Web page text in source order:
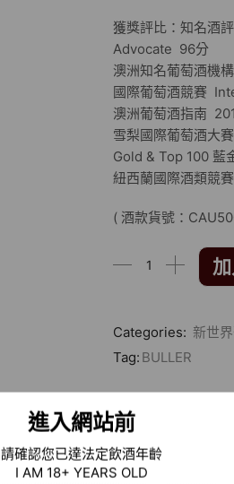
進入網站前
請確認您已達法定飲酒年齡
I AM 18+ YEARS OLD
獲獎評比：知名酒
Advocate 96分
澳洲知名葡萄酒機
國際葡萄酒競賽
澳洲葡萄酒指南
雪梨國際葡萄酒大
Gold & Top 100 藍
紐西蘭國際酒類競
( 酒款貨號：
Categories: 新世
Tag: BULLER
相關商品